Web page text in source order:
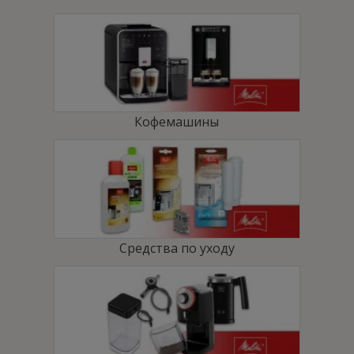
поверхности и позволяет своевременно пополнить
Функция IntenseAroma
Функция IntenseAroma может быть выбрана вместо
стандартного процесса приготовления кофе.
Результатом является особенно интенсивный кофе для
дегустации - без необходимости менять количество
кофе или воды, которые вы используете. Эта функция
может быть выбрана для всех кофейных напитков.
Функция My Coffee Memory
Вы не хотите каждый раз устанавливать свои любимые
проблем! Благодаря функции «My coffee memory» вы
можете запрограммировать свои любимые кофейные
напитки полностью индивидуально. Melitta
сохраняет настройки предпочтений до 8 человек.
Кофемашины
Средства по уходу